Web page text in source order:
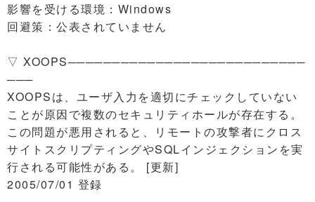
影響を受ける環境：Windows
回避策：公表されていません
▽ XOOPS───────────────────────────
───
XOOPSは、ユーザ入力を適切にチェックしていない
ことが原因で複数のセキュリティホールが存在する。
この問題が悪用されると、リモートの攻撃者にクロス
サイトスクリプティングやSQLインジェクションを実
行される可能性がある。 [更新]
2005/07/01 登録